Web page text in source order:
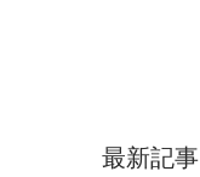
最新記事